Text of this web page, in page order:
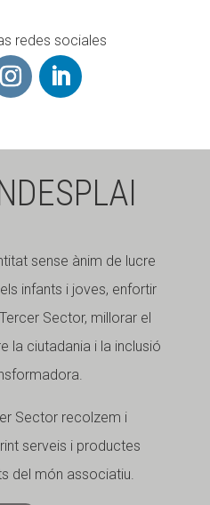
redes sociales
sense ànim de lucre
infants i joves, enfortir
Sector, millorar el
la ciutadania i la inclusió
Sector recolzem i
serveis i productes
del món associatiu.